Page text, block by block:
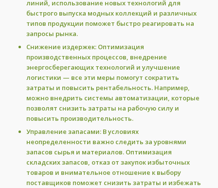
линий, использование новых технологий для
быстрого выпуска модных коллекций и различных
типов продукции поможет быстро реагировать на
запросы рынка.
Снижение издержек:Оптимизация
производственных процессов, внедрение
энергосберегающих технологий и улучшение
логистики — все эти меры помогут сократить
затраты и повысить рентабельность. Например,
можно внедрить системы автоматизации, которые
позволят снизить затраты на рабочую силу и
повысить производительность.
Управление запасами:В условиях
неопределенности важно следить за уровнями
запасов сырья и материалов. Оптимизация
складских запасов, отказ от закупок избыточных
товаров и внимательное отношение к выбору
поставщиков поможет снизить затраты и избежать